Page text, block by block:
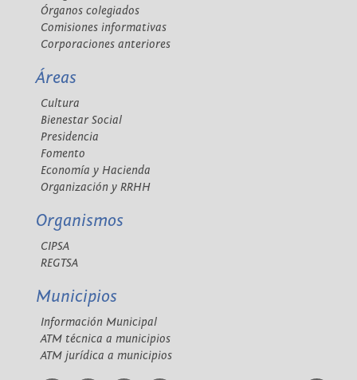
Órganos colegiados
Comisiones informativas
Corporaciones anteriores
Áreas
Cultura
Bienestar Social
Presidencia
Fomento
Economía y Hacienda
Organización y RRHH
Organismos
CIPSA
REGTSA
Municipios
Información Municipal
ATM técnica a municipios
ATM jurídica a municipios